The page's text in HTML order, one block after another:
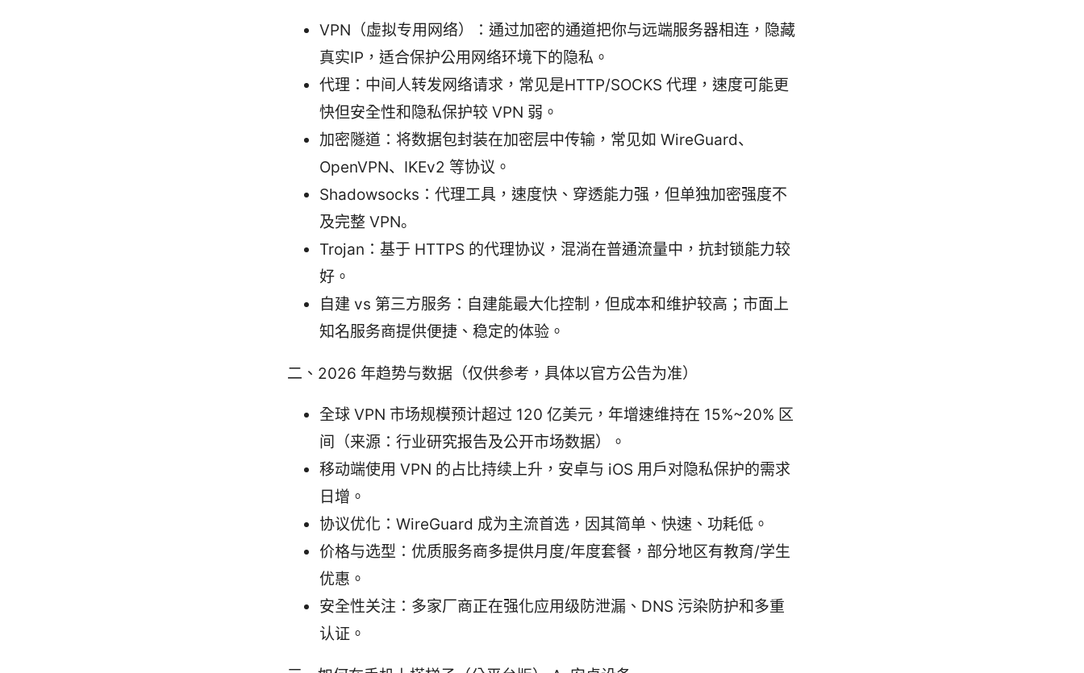
VPN（虚拟专用网络）：通过加密的通道把你与远端服务器相连，隐藏
真实IP，适合保护公用网络环境下的隐私。
代理：中间人转发网络请求，常见是HTTP/SOCKS 代理，速度可能更
快但安全性和隐私保护较 VPN 弱。
加密隧道：将数据包封装在加密层中传输，常见如 WireGuard、
OpenVPN、IKEv2 等协议。
Shadowsocks：代理工具，速度快、穿透能力强，但单独加密强度不
及完整 VPN。
Trojan：基于 HTTPS 的代理协议，混淌在普通流量中，抗封锁能力较
好。
自建 vs 第三方服务：自建能最大化控制，但成本和维护较高；市面上
知名服务商提供便捷、稳定的体验。
二、2026 年趋势与数据（仅供参考，具体以官方公告为准）
全球 VPN 市场规模预计超过 120 亿美元，年增速维持在 15%~20% 区
间（来源：行业研究报告及公开市场数据）。
移动端使用 VPN 的占比持续上升，安卓与 iOS 用户对隐私保护的需求
日增。
协议优化：WireGuard 成为主流首选，因其简单、快速、功耗低。
价格与选型：优质服务商多提供月度/年度套餐，部分地区有教育/学生
优惠。
安全性关注：多家厂商正在强化应用级防泄漏、DNS 污染防护和多重
认证。